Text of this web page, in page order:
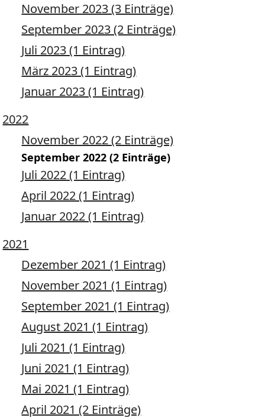
November 2023 (3 Einträge)
September 2023 (2 Einträge)
Juli 2023 (1 Eintrag)
März 2023 (1 Eintrag)
Januar 2023 (1 Eintrag)
2022
November 2022 (2 Einträge)
September 2022 (2 Einträge)
Juli 2022 (1 Eintrag)
April 2022 (1 Eintrag)
Januar 2022 (1 Eintrag)
2021
Dezember 2021 (1 Eintrag)
November 2021 (1 Eintrag)
September 2021 (1 Eintrag)
August 2021 (1 Eintrag)
Juli 2021 (1 Eintrag)
Juni 2021 (1 Eintrag)
Mai 2021 (1 Eintrag)
April 2021 (2 Einträge)